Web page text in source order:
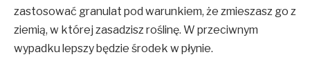
zastosować granulat pod warunkiem, że zmieszasz go z
ziemią, w której zasadzisz roślinę. W przeciwnym
wypadku lepszy będzie środek w płynie.